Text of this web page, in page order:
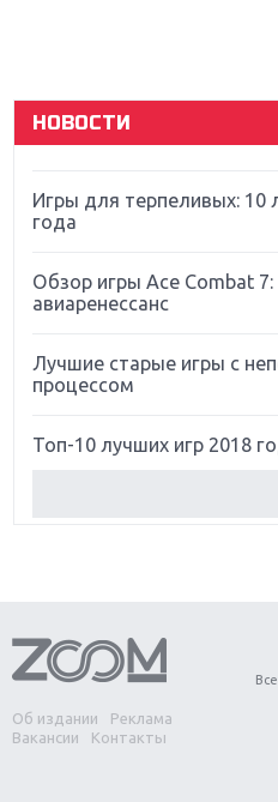
НОВОСТИ
Far Cry 5: хвалить нельзя
Игры для терпеливых: 10
года
Обзор игры Ace Combat 7:
авиаренессанс
Лучшие старые игры с
процессом
Топ-10 лучших игр 2018
Обзор игры Forza Horizon
Две важных новинки для
Divinity Original Sin 2
Об издании
Реклама
Вакансии
Контакты